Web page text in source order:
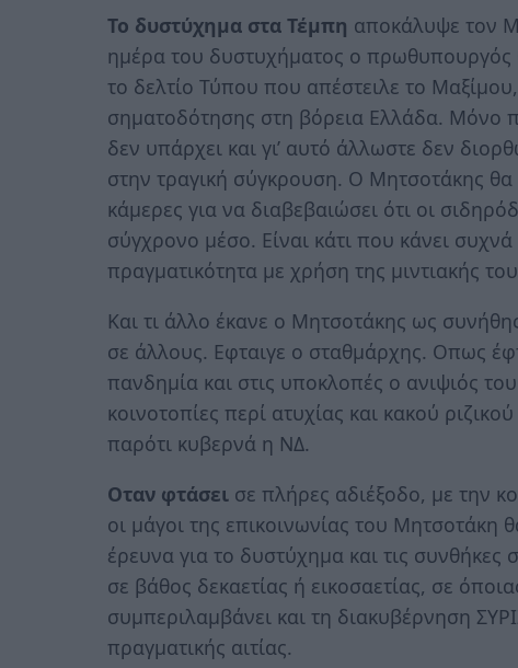
Το δυστύχημα στα Τέμπη αποκάλυψε τον
ημέρα του δυστυχήματος ο πρωθυπουργός
το δελτίο Τύπου που απέστειλε το
σηματοδότησης στη βόρεια Ελλάδα. Μόνο
δεν υπάρχει και γι’ αυτό άλλωστε δεν
στην τραγική σύγκρουση. Ο Μητσοτάκης θα
κάμερες για να διαβεβαιώσει ότι οι
σύγχρονο μέσο. Είναι κάτι που κάνει
πραγματικότητα με χρήση της μιντιακής
Και τι άλλο έκανε ο Μητσοτάκης ως
σε άλλους. Εφταιγε ο σταθμάρχης. Οπως
πανδημία και στις υποκλοπές ο ανιψιός
κοινοτοπίες περί ατυχίας και κακού
παρότι κυβερνά η ΝΔ.
Οταν φτάσει σε πλήρες αδιέξοδο, με την
οι μάγοι της επικοινωνίας του
έρευνα για το δυστύχημα και τις
σε βάθος δεκαετίας ή εικοσαετίας, σε
συμπεριλαμβάνει και τη διακυβέρνηση
πραγματικής αιτίας.